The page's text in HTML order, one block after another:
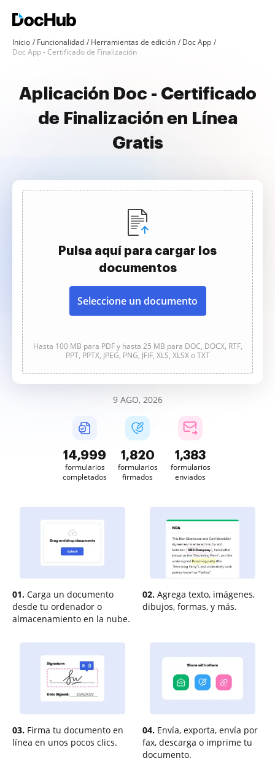
Inicio Funcionalidad Herramientas de edición
Doc App
Doc App - Certificado de Finalización
Aplicación Doc - Certificado
de Finalización en Línea
Gratis
Pulsa aquí para cargar los
documentos
Seleccione un documento
Hasta 100 MB para PDF y hasta 25 MB para DOC, DOCX, RTF,
PPT, PPTX, JPEG, PNG, JFIF, XLS, XLSX o TXT
9 AGO, 2026
15,000
formularios
completados
1,820
formularios
firmados
1,383
formularios
enviados
01. Carga un documento
desde tu ordenador o
almacenamiento en la nube.
02. Agrega texto, imágenes,
dibujos, formas, y más.
03. Firma tu documento en
línea en unos pocos clics.
04. Envía, exporta, envía por
fax, descarga o imprime tu
documento.